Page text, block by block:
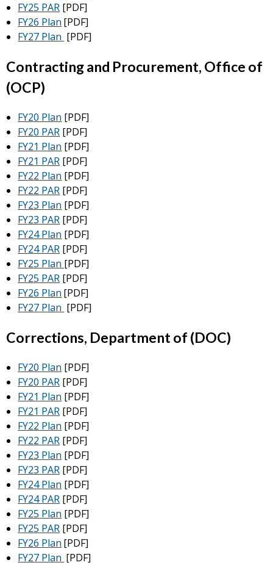
FY25 PAR [PDF]
FY26 Plan [PDF]
FY27 Plan [PDF]
Contracting and Procurement, Office of
(OCP)
FY20 Plan [PDF]
FY20 PAR [PDF]
FY21 Plan [PDF]
FY21 PAR [PDF]
FY22 Plan [PDF]
FY22 PAR [PDF]
FY23 Plan [PDF]
FY23 PAR [PDF]
FY24 Plan [PDF]
FY24 PAR [PDF]
FY25 Plan [PDF]
FY25 PAR [PDF]
FY26 Plan [PDF]
FY27 Plan [PDF]
Corrections, Department of (DOC)
FY20 Plan [PDF]
FY20 PAR [PDF]
FY21 Plan [PDF]
FY21 PAR [PDF]
FY22 Plan [PDF]
FY22 PAR [PDF]
FY23 Plan [PDF]
FY23 PAR [PDF]
FY24 Plan [PDF]
FY24 PAR [PDF]
FY25 Plan [PDF]
FY25 PAR [PDF]
FY26 Plan [PDF]
FY27 Plan [PDF]